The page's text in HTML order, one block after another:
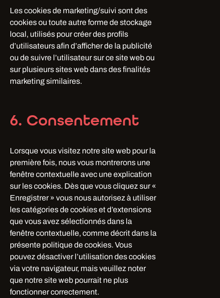
Les cookies de marketing/suivi sont des
cookies ou toute autre forme de stockage
local, utilisés pour créer des profils
d’utilisateurs afin d’afficher de la publicité
ou de suivre l’utilisateur sur ce site web ou
sur plusieurs sites web dans des finalités
marketing similaires.
6. Consentement
Lorsque vous visitez notre site web pour la
première fois, nous vous montrerons une
fenêtre contextuelle avec une explication
sur les cookies. Dès que vous cliquez sur «
Enregistrer » vous nous autorisez à utiliser
les catégories de cookies et d’extensions
que vous avez sélectionnés dans la
fenêtre contextuelle, comme décrit dans la
présente politique de cookies. Vous
pouvez désactiver l’utilisation des cookies
via votre navigateur, mais veuillez noter
que notre site web pourrait ne plus
fonctionner correctement.